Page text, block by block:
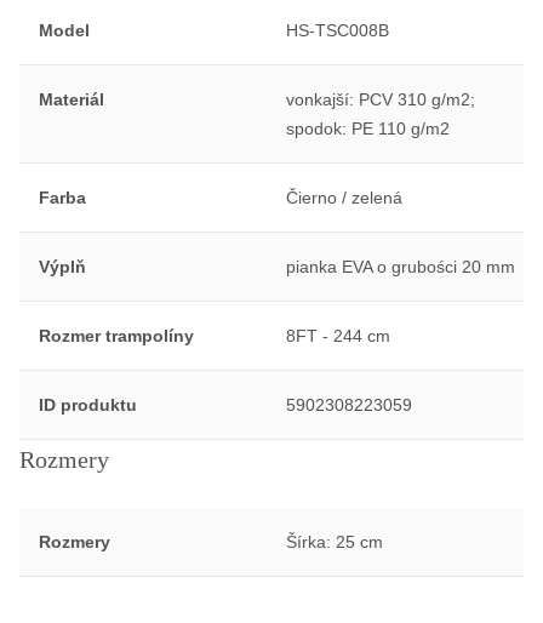
Model HS-TSC008B
Materiál
vonkajší: PCV 310 g/m2;
spodok: PE 110 g/m2
Farba Čierno / zelená
Výplň pianka EVA o grubości 20 mm
Rozmer trampolíny 8FT - 244 cm
ID produktu 5902308223059
Rozmery
Rozmery Šírka: 25 cm